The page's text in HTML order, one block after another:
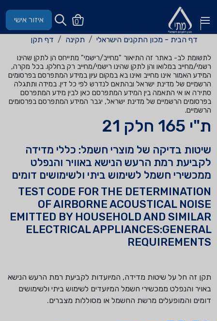
0 איזור אישי
דף הבית - מכון התקנים הישראלי תקינה דף תקן
לתשומת לב- באתר זה התיאור "מחייב/רישמי" מתייחס הן לתקן שהינו
רשמי/מחייב במלואו והן לתקן שהינו רישמי/מחייב רק בחלקו. בכל מקרה,
המידע האמור אינו מחייב ואינו בא במקום עיון במידע המתפרסם בפרסומים
הרשמיים של מדינת ישראל ובהתאם לנדרש לפי כל דין. במידה ותתגלה
סתירה או אי התאמה בין המידע המתפרסם כאן לבין מידע המתפרסם
בפרסומים הרשמיים של מדינת ישראל, יגבר המידע המתפרסם בפרסומים
הרשמיים.
ת"י 165 חלק 21
שיטות בדיקה של מוצרי חשמל: כללי מדידה
לקביעת רמת הרעש הנישא באוויר והנפלט
ממכשירי חשמל לשימוש ביתי ולשימושים דומים
TEST CODE FOR THE DETERMINATION
OF AIRBORNE ACOUSTICAL NOISE
EMITTED BY HOUSEHOLD AND SIMILAR
ELECTRICAL APPLIANCES:GENERAL
REQUIREMENTS
תקן זה חל על שיטות מדידה, המיועדות לקביעת רמת הרעש הנישא
באויר והנפלט ממכשירי חשמל המיועדים לשימוש ביתי ולשימושים
דומים והמופעלים מרשת החשמל או מסוללות מצברים.